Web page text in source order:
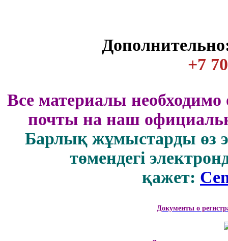
+7
Все материалы необходимо
почты на наш
Барлық жұмыстарды өз
төмендегі
қажет:
Документы о